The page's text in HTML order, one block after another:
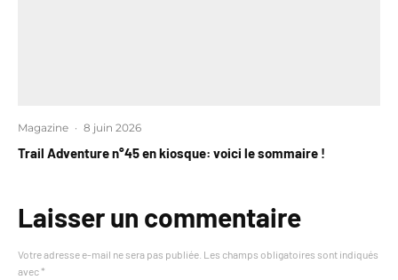
Magazine · 8 juin 2026
Trail Adventure n°45 en kiosque: voici le sommaire !
Laisser un commentaire
Votre adresse e-mail ne sera pas publiée. Les champs obligatoires sont indiqués
avec *